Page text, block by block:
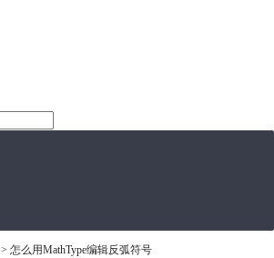
> 怎么用MathType编辑反弧符号